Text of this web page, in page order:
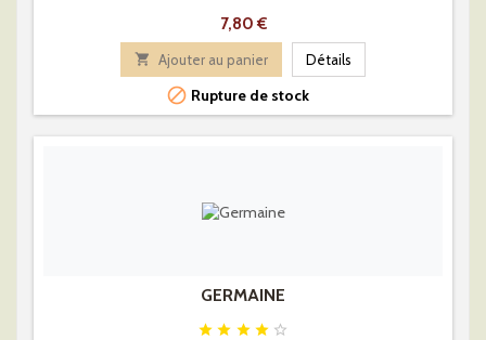
Prix
7,80 €
 Ajouter au panier Détails
 Rupture de stock
GERMAINE
    